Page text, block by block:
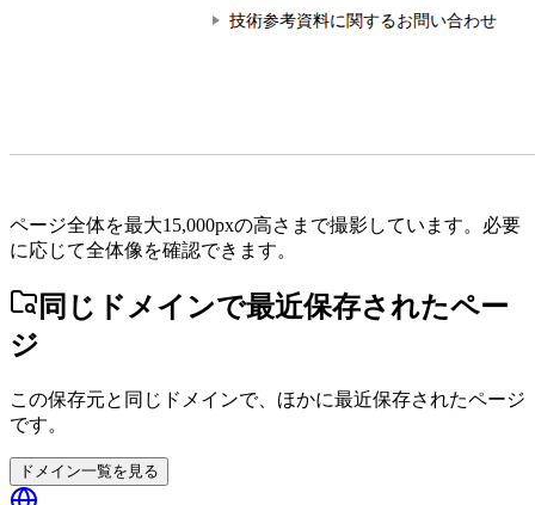
ページ全体を最大15,000pxの高さまで撮影しています。必要
に応じて全体像を確認できます。
同じドメインで最近保存されたペー
ジ
この保存元と同じドメインで、ほかに最近保存されたページ
です。
ドメイン一覧を見る